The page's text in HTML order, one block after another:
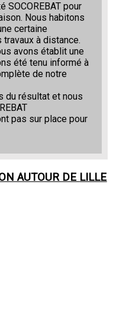
SOCOREBAT pour
Nous habitons
certaine
à distance.
avons établit une
été tenu informé à
de notre
du résultat et nous
pas sur place pour
AUTOUR DE LILLE